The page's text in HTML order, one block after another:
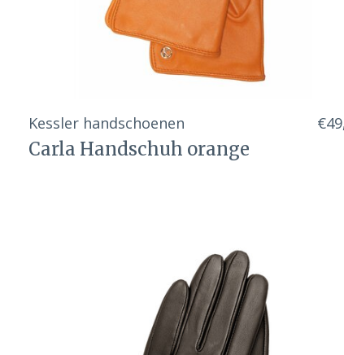
Kessler handschoenen
Carla Handschuh orange